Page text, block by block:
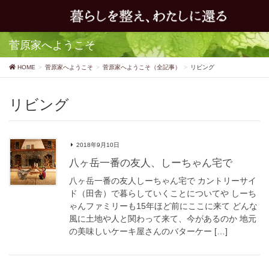
菅原家へようこそ
HOME 菅原家へようこそ 菅原家へようこそ（全記事） リビング
リビング
2018年9月10日
八ヶ岳一番の友人、しーちゃん宅で
八ヶ岳一番の友人しーちゃん宅で カントリーサイ
ド（田舎）で暮らしていくことについてや しーち
ゃんファミリーも15年ほど前にここに来て どんな
風に土地や人と関わって来て、今があるのか 地元
の美味しいケーキ屋さんのバターケー […]